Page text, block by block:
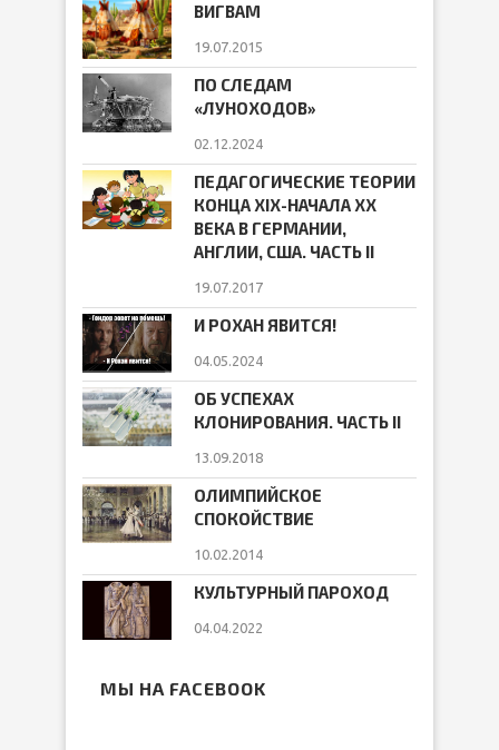
ВИГВАМ
19.07.2015
ПО СЛЕДАМ
«ЛУНОХОДОВ»
02.12.2024
ПЕДАГОГИЧЕСКИЕ ТЕОРИИ
КОНЦА ХIХ-НАЧАЛА ХХ
ВЕКА В ГЕРМАНИИ,
АНГЛИИ, США. ЧАСТЬ II
19.07.2017
И РОХАН ЯВИТСЯ!
04.05.2024
ОБ УСПЕХАХ
КЛОНИРОВАНИЯ. ЧАСТЬ II
13.09.2018
ОЛИМПИЙСКОЕ
СПОКОЙСТВИЕ
10.02.2014
КУЛЬТУРНЫЙ ПАРОХОД
04.04.2022
МЫ НА FACEBOOK